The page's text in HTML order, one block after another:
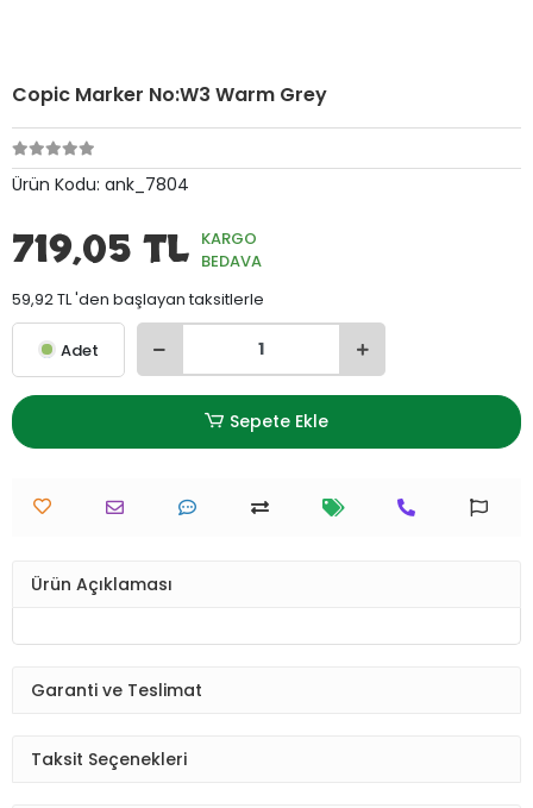
Copic Marker No:W3 Warm Grey
Ürün Kodu: ank_7804
719,05 TL KARGO
BEDAVA
59,92 TL 'den başlayan taksitlerle
Adet
Sepete Ekle
Ürün Açıklaması
Garanti ve Teslimat
Taksit Seçenekleri